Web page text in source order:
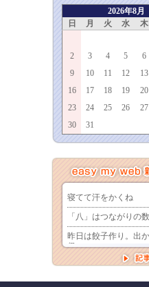
2026年8月
日
月 火 水 木
2
3 4 5 6
9
10 11 12 13
16
17 18 19 20
23
24 25 26 27
30
31